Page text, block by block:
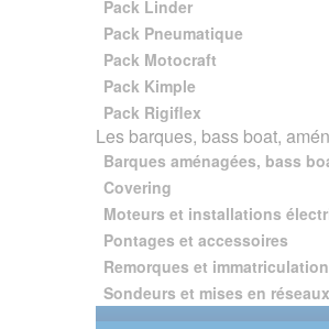
Pack Linder
Pack Pneumatique
Pack Motocraft
Pack Kimple
Pack Rigiflex
Les barques, bass boat,
Barques aménagées, bass
Covering
Moteurs et installations
Pontages et accessoires
Remorques et
Sondeurs et mises en réseaux